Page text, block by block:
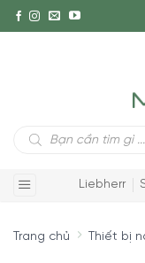
Tìm
kiếm
Liebherr
Trang chủ Thiết bị